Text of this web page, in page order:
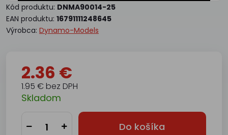
Kód produktu: DNMA90014-25
EAN produktu: 16791111248645
Výrobca: Dynamo-Models
2.36 €
1.95 € bez DPH
Skladom
Do košíka